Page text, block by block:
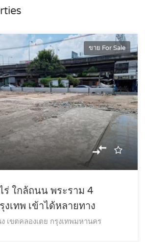
ขาย For Sale
ใกล้ถนน พระราม 4
เทพ เข้าได้หลายทาง
เขตคลองเตย กรุงเทพมหานคร